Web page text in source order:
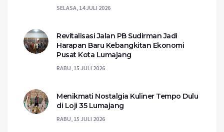
SELASA, 14 JULI 2026
Revitalisasi Jalan PB Sudirman Jadi
Harapan Baru Kebangkitan Ekonomi
Pusat Kota Lumajang
RABU, 15 JULI 2026
Menikmati Nostalgia Kuliner Tempo Dulu
di Loji 35 Lumajang
RABU, 15 JULI 2026